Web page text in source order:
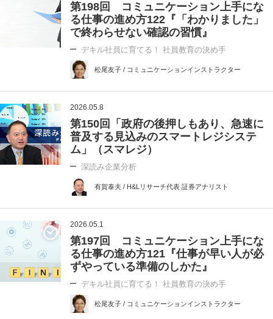
第198回 コミュニケーション上手にな
る仕事の進め方122『「わかりました」
で終わらせない確認の習慣』
デキル社員に育てる！ 社員教育の決め手
松尾友子 / コミュニケーションインストラクター
2026.05.8
第150回「政府の後押しもあり、急速に
普及する見込みのスマートレジシステ
ム」（スマレジ）
深読み企業分析
有賀泰夫 / H&Lリサーチ代表 証券アナリスト
2026.05.1
第197回 コミュニケーション上手にな
る仕事の進め方121『仕事が早い人が必
ずやっている準備のしかた』
デキル社員に育てる！ 社員教育の決め手
松尾友子 / コミュニケーションインストラクター